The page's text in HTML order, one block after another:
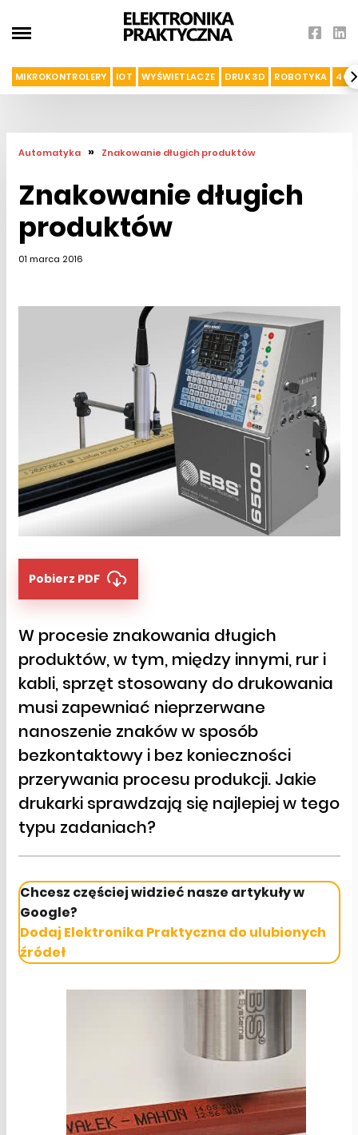
MIKROKONTROLERY IOT WYŚWIETLACZE DRUK 3D ROBOTYKA 4G I
Automatyka » Znakowanie długich produktów
Znakowanie długich
produktów
01 marca 2016
Pobierz PDF
W procesie znakowania długich
produktów, w tym, między innymi, rur i
kabli, sprzęt stosowany do drukowania
musi zapewniać nieprzerwane
nanoszenie znaków w sposób
bezkontaktowy i bez konieczności
przerywania procesu produkcji. Jakie
drukarki sprawdzają się najlepiej w tego
typu zadaniach?
Chcesz częściej widzieć nasze artykuły w
Google?
Dodaj Elektronika Praktyczna do ulubionych
źródeł